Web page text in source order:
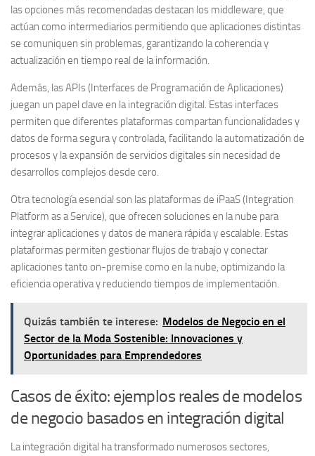
las opciones más recomendadas destacan los middleware, que
actúan como intermediarios permitiendo que aplicaciones distintas
se comuniquen sin problemas, garantizando la coherencia y
actualización en tiempo real de la información.
Además, lasAPIs (Interfaces de Programación de Aplicaciones)
juegan un papel clave en la integración digital. Estas interfaces
permiten que diferentes plataformas compartan funcionalidades y
datos de forma segura y controlada, facilitando la automatización de
procesos y la expansión de servicios digitales sin necesidad de
desarrollos complejos desde cero.
Otra tecnología esencial son las plataformas de iPaaS (Integration
Platform as a Service), que ofrecen soluciones en la nube para
integrar aplicaciones y datos de manera rápida y escalable. Estas
plataformas permiten gestionar flujos de trabajo y conectar
aplicaciones tanto on-premise como en la nube, optimizando la
eficiencia operativa y reduciendo tiempos de implementación.
Quizás también te interese: Modelos de Negocio en el
Sector de la Moda Sostenible: Innovaciones y
Oportunidades para Emprendedores
Casos de éxito: ejemplos reales de modelos
de negocio basados en integración digital
La integración digital ha transformado numerosos sectores,